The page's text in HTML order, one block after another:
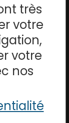
très
votre
votre
nos